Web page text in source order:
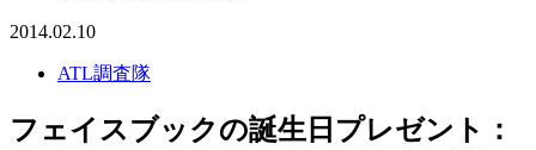
2014.02.10
ATL調査隊
フェイスブックの誕生日プレゼント：